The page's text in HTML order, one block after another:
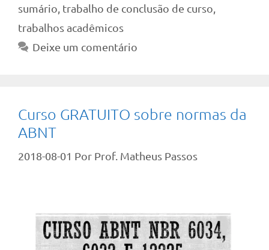
sumário trabalho de conclusão de curso
trabalhos acadêmicos
Deixe um comentário
Curso GRATUITO sobre normas da
ABNT
2018-08-01 Por Prof. Matheus Passos